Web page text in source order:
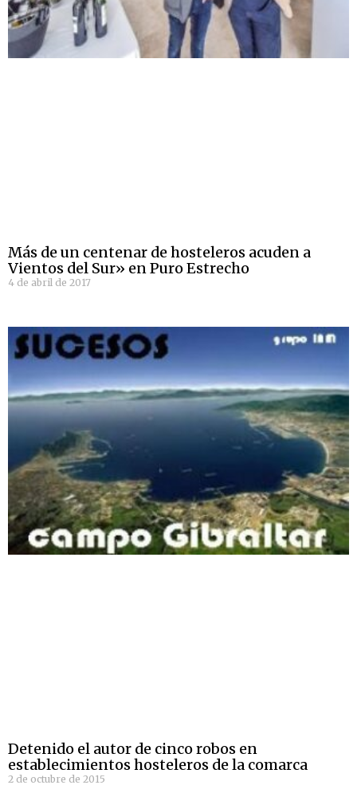
Más de un centenar de hosteleros acuden a
Vientos del Sur» en Puro Estrecho
4 de abril de 2017
Detenido el autor de cinco robos en
establecimientos hosteleros de la comarca
2 de octubre de 2015